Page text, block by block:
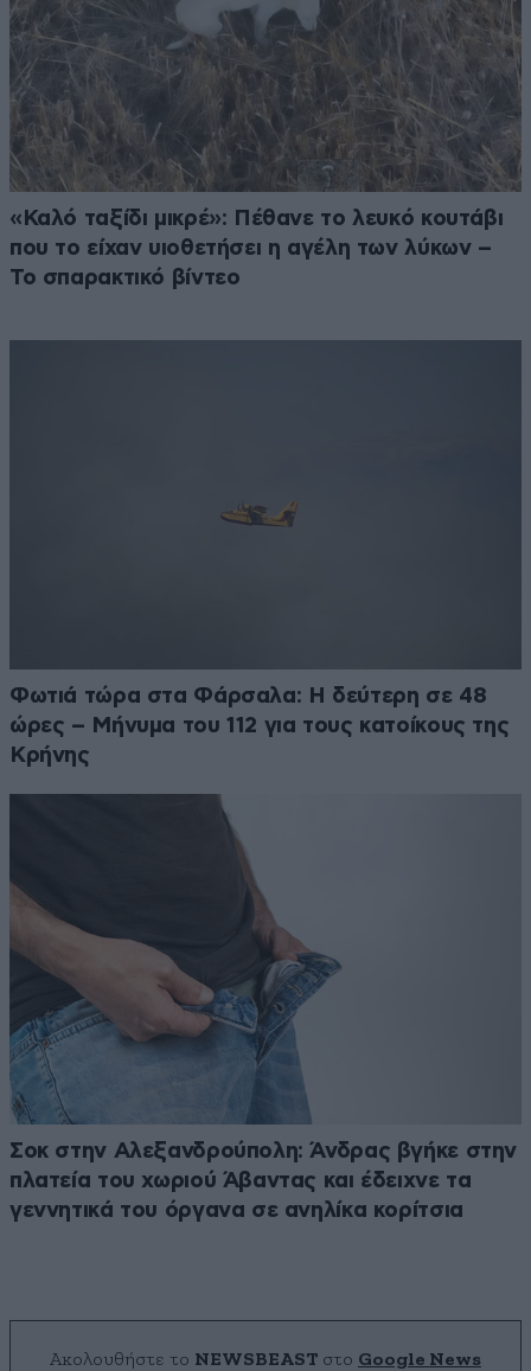
«Καλό ταξίδι μικρέ»: Πέθανε το λευκό κουτάβι
που το είχαν υιοθετήσει η αγέλη των λύκων –
Το σπαρακτικό βίντεο
Φωτιά τώρα στα Φάρσαλα: Η δεύτερη σε 48
ώρες – Μήνυμα του 112 για τους κατοίκους της
Κρήνης
Σοκ στην Αλεξανδρούπολη: Άνδρας βγήκε στην
πλατεία του χωριού Άβαντας και έδειχνε τα
γεννητικά του όργανα σε ανηλίκα κορίτσια
Ακολουθήστε το NEWSBEAST στο Google News